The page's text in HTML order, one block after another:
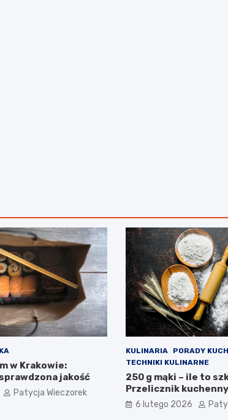
w Krakowie:
jakość
Patycja Wieczorek
KULINARIA PORADY
TECHNIKI KULINARNE
250 g mąki – ile to
Przelicznik kuchenny
6 lutego 2026